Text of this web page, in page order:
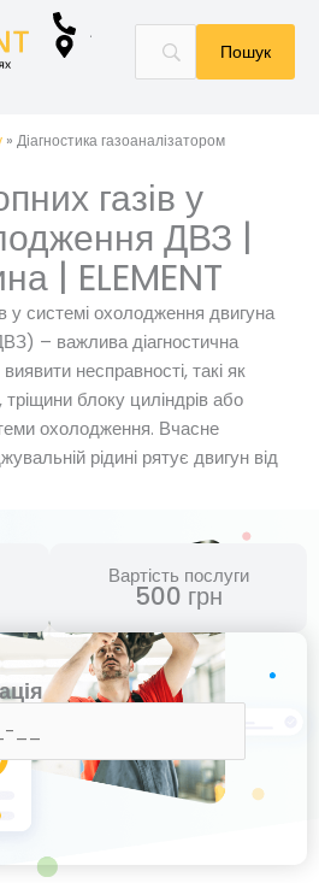
» Діагностика газоаналізатором
газів у
ДВЗ |
| ELEMENT
у системі охолодження двигуна
– важлива діагностична
несправності, такі як
блоку циліндрів або
охолодження. Вчасне
рідині рятує двигун від
Вартість послуги
500 грн